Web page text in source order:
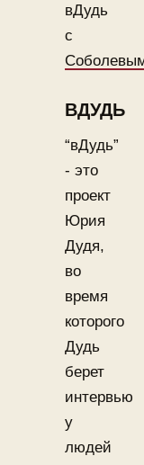
вДудь
с
ВДУДЬ
“вДудь”
- это
проект
Юрия
Дудя,
во
время
которого
Дудь
берет
интервью
у
людей